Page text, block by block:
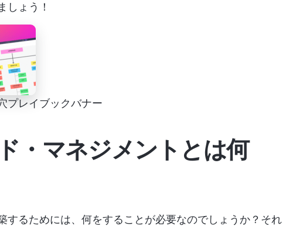
しょう！
プレイブックバナー
・マネジメントとは何
するためには、何をすることが必要なのでしょうか？それ